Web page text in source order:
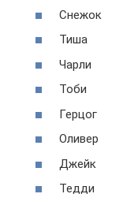
Снежок
Тиша
Чарли
Тоби
Герцог
Оливер
Джейк
Тедди